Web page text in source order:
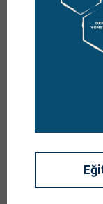
Yüklemede
Otomatik
Taşıma Birimlerinin